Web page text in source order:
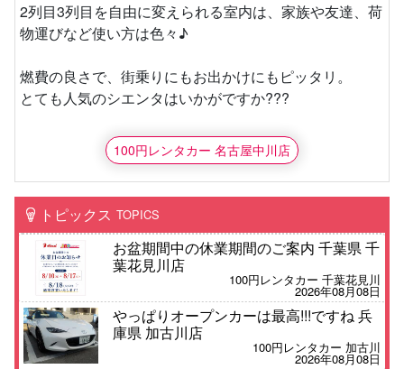
2列目3列目を自由に変えられる室内は、家族や友達、荷
物運びなど使い方は色々♪
燃費の良さで、街乗りにもお出かけにもピッタリ。
とても人気のシエンタはいかがですか???
100円レンタカー 名古屋中川店
トピックス TOPICS
お盆期間中の休業期間のご案内 千葉県 千
葉花見川店
100円レンタカー 千葉花見川
2026年08月08日
やっぱりオープンカーは最高!!!ですね 兵
庫県 加古川店
100円レンタカー 加古川
2026年08月08日